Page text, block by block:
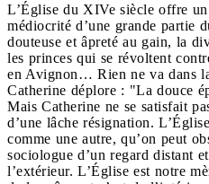
L’Église du XIVe siècle offre
médiocrité d’une grande partie
douteuse et âpreté au gain, la
les princes qui se révoltent
en Avignon… Rien ne va dans
Catherine déplore : "La douce
Mais Catherine ne se satisfait
d’une lâche résignation.
comme une autre, qu’on peut
sociologue d’un regard distant
l’extérieur. L’Église est notre